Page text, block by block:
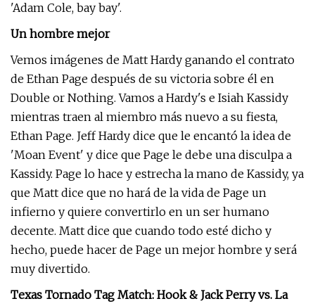
'Adam Cole, bay bay'.
Un hombre mejor
Vemos imágenes de Matt Hardy ganando el contrato
de Ethan Page después de su victoria sobre él en
Double or Nothing. Vamos a Hardy's e Isiah Kassidy
mientras traen al miembro más nuevo a su fiesta,
Ethan Page. Jeff Hardy dice que le encantó la idea de
'Moan Event' y dice que Page le debe una disculpa a
Kassidy. Page lo hace y estrecha la mano de Kassidy, ya
que Matt dice que no hará de la vida de Page un
infierno y quiere convertirlo en un ser humano
decente. Matt dice que cuando todo esté dicho y
hecho, puede hacer de Page un mejor hombre y será
muy divertido.
Texas Tornado Tag Match: Hook & Jack Perry vs. La